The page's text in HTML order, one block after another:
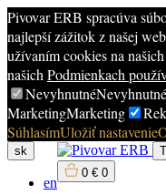
Pivovar ERB spracúva
najlepší zážitok z našej
užívaním cookies na
našich Podmienkach
NevyhnutnéNevyhnutné
MarketingMarketing
SúhlasímUložiť nastavenie
sk
en
0 € 0